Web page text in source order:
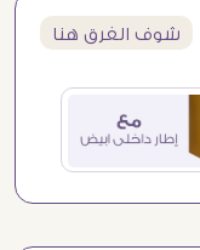
شوف الفرق هنا